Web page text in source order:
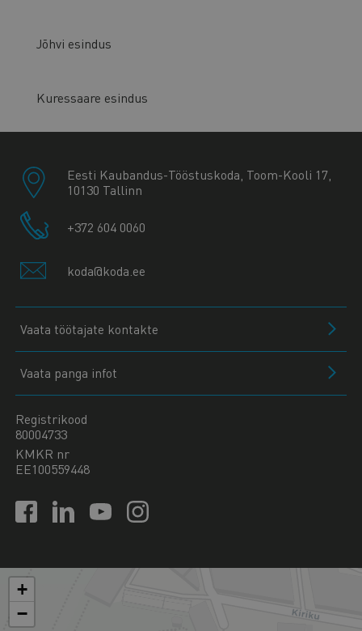
Jõhvi esindus
Kuressaare esindus
Eesti Kaubandus-Tööstuskoda, Toom-Kooli 17,
10130 Tallinn
+372 604 0060
koda@koda.ee
Vaata töötajate kontakte
Vaata panga infot
Registrikood
80004733
KMKR nr
EE100559448
+
−